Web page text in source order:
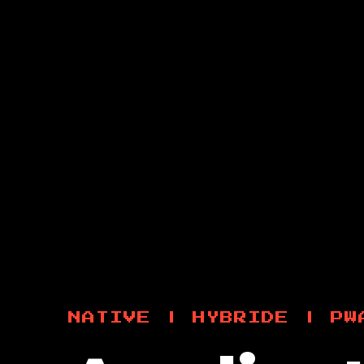
NATIVE | HYBRIDE |